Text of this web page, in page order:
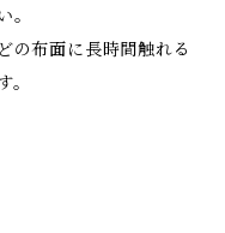
。
の布面に長時間触れる